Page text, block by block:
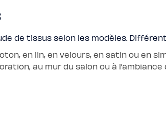
de tissus selon les modèles.
en lin, en velours, en satin ou en
au mur du salon ou à l’ambiance